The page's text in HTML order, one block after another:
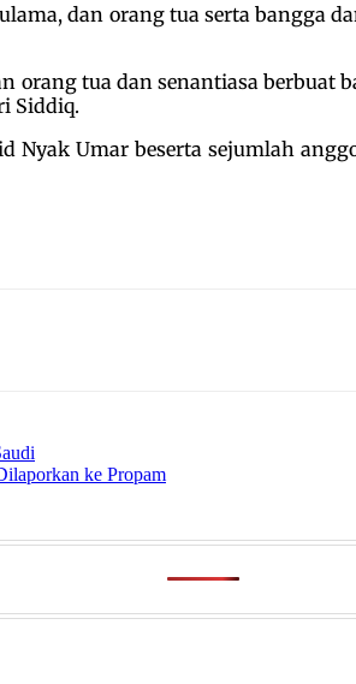
dan orang tua serta bangga
tua dan senantiasa
Siddiq.
Nyak Umar beserta sejumlah
ke Propam